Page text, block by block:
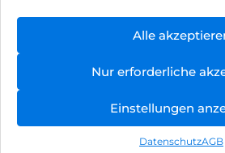
Alle
Nur erforderliche
Einstellungen
DatenschutzAGB
Hinweis zur Batterieentsorgung
Newsletter
, Brodos AG – All